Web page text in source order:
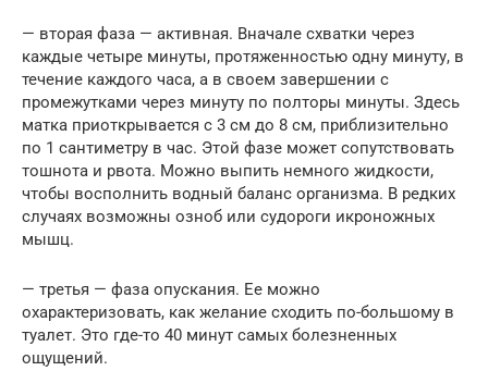
— вторая фаза — активная. Вначале схватки через
каждые четыре минуты, протяженностью одну минуту, в
течение каждого часа, а в своем завершении с
промежутками через минуту по полторы минуты. Здесь
матка приоткрывается с 3 см до 8 см, приблизительно
по 1 сантиметру в час. Этой фазе может сопутствовать
тошнота и рвота. Можно выпить немного жидкости,
чтобы восполнить водный баланс организма. В редких
случаях возможны озноб или судороги икроножных
мышц.
— третья — фаза опускания. Ее можно
охарактеризовать, как желание сходить по-большому в
туалет. Это где-то 40 минут самых болезненных
ощущений.